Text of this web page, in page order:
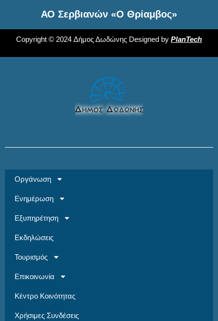
ΑΟ Σερβιανών «Ο Θρίαμβος»
Copyright © 2024 Δήμος Δωδώνης Designed by PlanTech
Οργάνωση
Ενημέρωση
Εξυπηρέτηση
Εκδηλώσεις
Τουρισμός
Επικοινωνία
Κέντρο Κοινότητας
Χρήσιμες Συνδέσεις